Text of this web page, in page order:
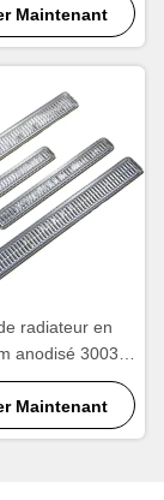
à la corrosion
personnalisées
Maintenant
radiateur en
anodisé 3003
Maintenant